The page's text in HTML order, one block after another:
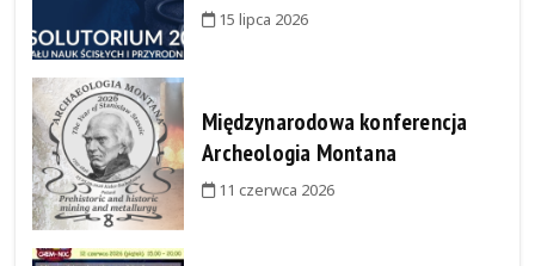
15 lipca 2026
Międzynarodowa konferencja
Archeologia Montana
11 czerwca 2026